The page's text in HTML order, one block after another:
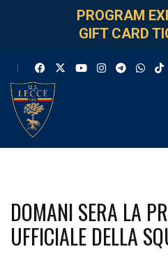
PROGRAM
GIFT CARD
DOMANI SERA LA
UFFICIALE DELLA